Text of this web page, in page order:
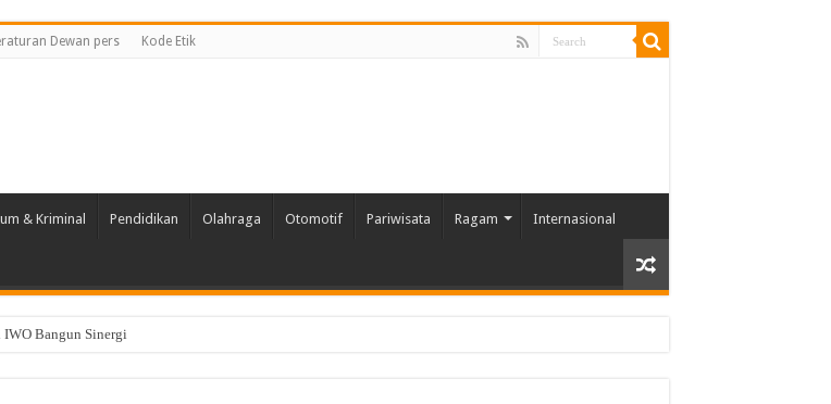
Dewan pers Kode Etik
& Kriminal Pendidikan Olahraga Otomotif Pariwisata Ragam Internasional
IWO Bangun Sinergi
Cikatomas 2026